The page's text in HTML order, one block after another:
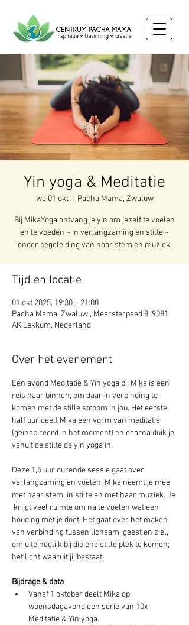
Yin yoga & Meditatie
wo 01 okt
  |
Pacha Mama, Zwaluw
Bij MikaYoga ontvang je yin om jezelf te voelen
en te voeden ~ in verlangzaming en stilte ~
onder begeleiding van haar stem en muziek.
Tijd en locatie
01 okt 2025, 19:30 – 21:00
Pacha Mama, Zwaluw , Mearsterpaed 8, 9081
AK Lekkum, Nederland
Over het evenement
Een avond Meditatie & Yin yoga bij Mika is een
reis naar binnen, om daar in verbinding te
komen met de stille stroom in jou. Het eerste
half uur deelt Mika een vorm van meditatie
(geïnspireerd in het moment) en daarna duik je
vanuit de stilte de yin yoga in.
Deze 1,5 uur durende sessie gaat over
verlangzaming en voelen. Mika neemt je mee
met haar stem, in stilte en met haar muziek. Je
krijgt veel ruimte om na te voelen wat een
houding met je doet. Het gaat over het maken
van verbinding tussen lichaam, geest en ziel,
om uiteindelijk bij die ene stille plek te komen;
het licht waaruit jij bestaat.
Bijdrage & data
Vanaf 1 oktober deelt Mika op
woensdagavond een serie van 10x
Meditatie & Yin yoga.